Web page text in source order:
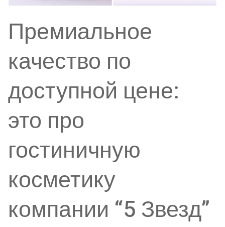
Премиальное
качество по
доступной цене:
это про
гостиничную
косметику
компании “5 Звезд”